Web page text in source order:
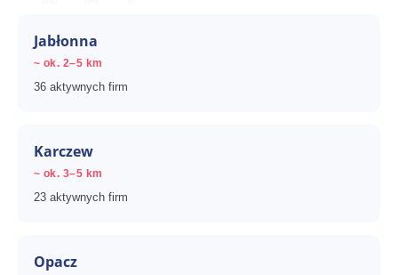
Jabłonna
~ ok. 2–5 km
36 aktywnych firm
Karczew
~ ok. 3–5 km
23 aktywnych firm
Opacz